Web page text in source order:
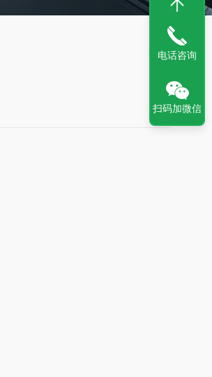
电话咨询
扫码加微信